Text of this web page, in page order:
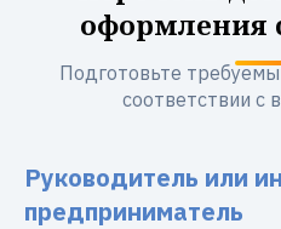
оформления
Подготовьте
соответствии с
Руководитель или
предприниматель